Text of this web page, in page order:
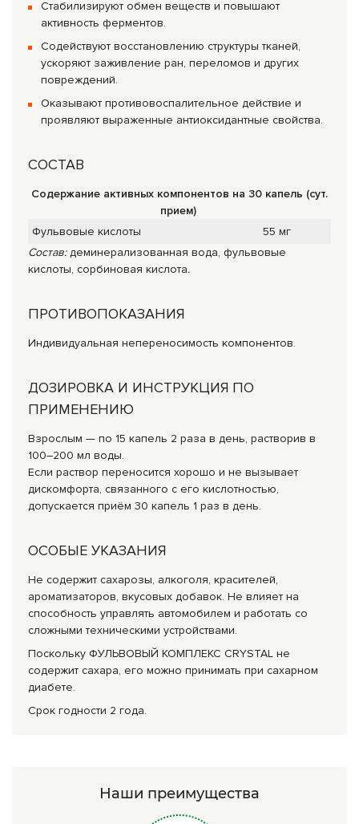
Стабилизируют обмен веществ и повышают
активность ферментов.
Содействуют восстановлению структуры тканей,
ускоряют заживление ран, переломов и других
повреждений.
Оказывают противовоспалительное действие и
проявляют выраженные антиоксидантные свойства.
СОСТАВ
Содержание активных компонентов на 30 капель (сут.
прием)
Фульвовые кислоты
55 мг
Состав:деминерализованная вода, фульвовые
кислоты, сорбиновая кислота.
ПРОТИВОПОКАЗАНИЯ
Индивидуальная непереносимость компонентов.
ДОЗИРОВКА И ИНСТРУКЦИЯ ПО
ПРИМЕНЕНИЮ
Взрослым — по 15 капель 2 раза в день, растворив в
100–200 мл воды.
Если раствор переносится хорошо и не вызывает
дискомфорта, связанного с его кислотностью,
допускается приём 30 капель 1 раз в день.
ОСОБЫЕ УКАЗАНИЯ
Не содержит сахарозы, алкоголя, красителей,
ароматизаторов, вкусовых добавок. Не влияет на
способность управлять автомобилем и работать со
сложными техническими устройствами.
Поскольку ФУЛЬВОВЫЙ КОМПЛЕКС CRYSTAL не
содержит сахара, его можно принимать при сахарном
диабете.
Срок годности 2 года.
Наши преимущества